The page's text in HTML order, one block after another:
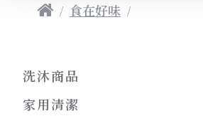
食在好味
洗沐商品
家用清潔